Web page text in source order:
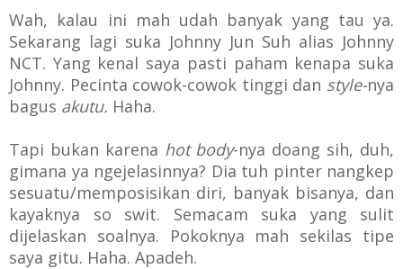
Wah, kalau ini mah udah banyak yang tau ya.
Sekarang lagi suka Johnny Jun Suh alias Johnny
NCT. Yang kenal saya pasti paham kenapa suka
Johnny. Pecinta cowok-cowok tinggi dan style-nya
bagus akutu. Haha.
Tapi bukan karena hot body-nya doang sih, duh,
gimana ya ngejelasinnya? Dia tuh pinter nangkep
sesuatu/memposisikan diri, banyak bisanya, dan
kayaknya so swit. Semacam suka yang sulit
dijelaskan soalnya. Pokoknya mah sekilas tipe
saya gitu. Haha. Apadeh.